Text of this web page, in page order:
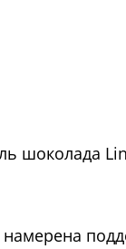
шоколада